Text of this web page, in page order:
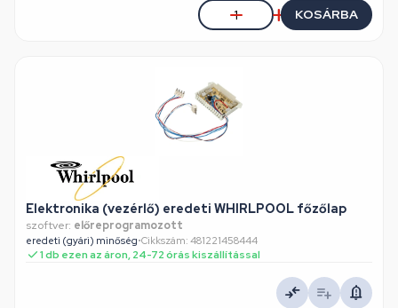
KOSÁRBA
Elektronika (vezérlő) eredeti WHIRLPOOL főzőlap
szoftver: előreprogramozott
eredeti (gyári) minőség•Cikkszám: 481221458444
1 db ezen az áron, 24-72 órás kiszállítással